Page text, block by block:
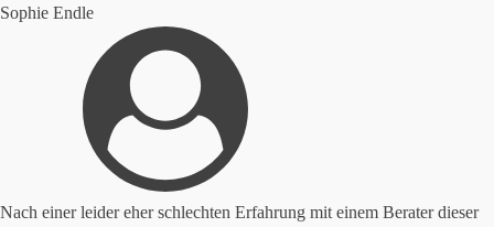
Sophie Endle
Nach einer leider eher schlechten Erfahrung mit einem Berater dieser